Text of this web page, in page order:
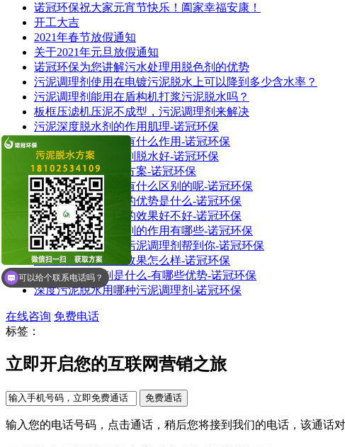
诺冠环保祝大家元宵节快乐！阖家幸福安康！
开工大吉
2021年春节放假通知
关于2021年元旦放假通知
诺冠环保为您讲解污水处理用脱色剂的优势
污泥调理剂使用在电镀污泥脱水上可以降到多少含水率？
污泥调理剂能用在盾构机打浆污泥脱水吗？
板框压滤机压泥不成型，污泥调理剂来解决
污泥深度脱水剂的作用肌理-诺冠环保
阳离子污泥脱水剂有什么作用-诺冠环保
哪种污泥破壁脱水剂脱水好-诺冠环保
城市污泥减量解决方案-诺冠环保
乳液型污泥脱水剂有什么区别的呢-诺冠环保
阳离子污泥脱水剂的优势是什么-诺冠环保
非离子污泥脱水剂的效果好不好-诺冠环保
洗沙专用污泥脱水剂的作用有哪些-诺冠环保
污泥难脱水？市政污泥调理剂帮到你-诺冠环保
污泥破壁剂的脱水效果怎么样-诺冠环保
电镀污泥调理剂是什么-有哪些优势-诺冠环保
深度污泥脱水用哪种污泥调理剂-诺冠环保
在线咨询 免费电话
标签：
立即开启您的互联网营销之旅
输入您的电话号码，点击通话，稍后您将接到我们的电话，该通话
可以给个联系电话吗？